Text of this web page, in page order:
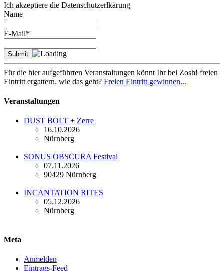
Ich akzeptiere die Datenschutzerlkärung
Name
E-Mail*
Für die hier aufgeführten Veranstaltungen könnt Ihr bei Zosh! freien
Eintritt ergattern. wie das geht? Freien Eintritt gewinnen...
Veranstaltungen
DUST BOLT + Zerre
16.10.2026
Nürnberg
SONUS OBSCURA Festival
07.11.2026
90429 Nürnberg
INCANTATION RITES
05.12.2026
Nürnberg
Meta
Anmelden
Eintrags-Feed